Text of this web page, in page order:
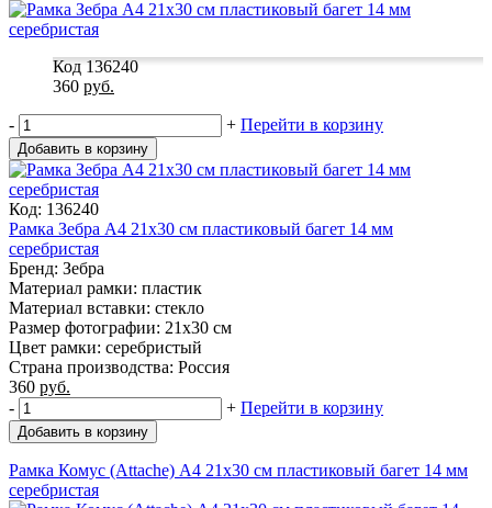
Код 136240
360 руб.
- + Перейти в корзину
Добавить в корзину
Код: 136240
Рамка Зебра А4 21x30 см пластиковый багет 14 мм
серебристая
Бренд: Зебра
Материал рамки: пластик
Материал вставки: стекло
Размер фотографии: 21x30 см
Цвет рамки: серебристый
Страна производства: Россия
360 руб.
-
+ Перейти в корзину
Добавить в корзину
Рамка Комус (Attache) А4 21x30 см пластиковый багет 14 мм
серебристая